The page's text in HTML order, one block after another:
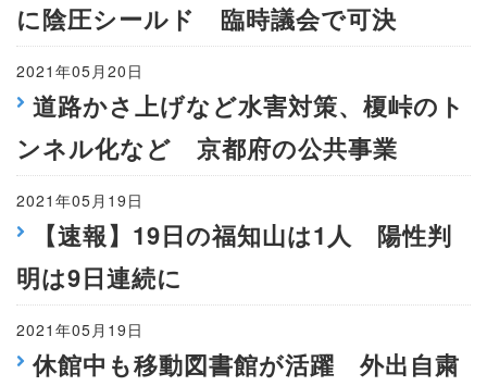
に陰圧シールド 臨時議会で可決
2021年05月20日
道路かさ上げなど水害対策、榎峠のト
ンネル化など 京都府の公共事業
2021年05月19日
【速報】19日の福知山は1人 陽性判
明は9日連続に
2021年05月19日
休館中も移動図書館が活躍 外出自粛